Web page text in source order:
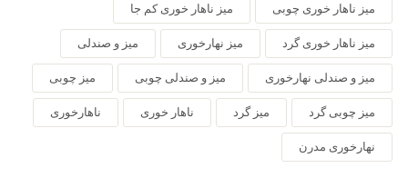
میز ناهار خوری چوبی میز ناهار خوری کم جا
میز ناهار خوری گرد میز نهارخوری میز و صندلی
میز و صندلی نهارخوری میز و صندلی چوبی میز چوبی
میز چوبی گرد میز گرد ناهار خوری ناهارخوری
نهارخوری مدرن